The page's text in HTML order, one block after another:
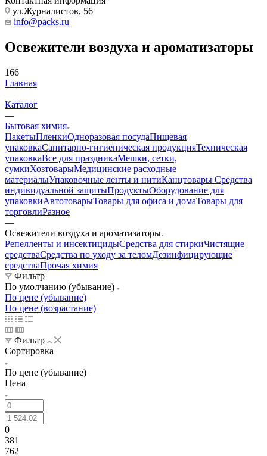
ул.Журналистов, 56
info@packs.ru
Освежители воздуха и ароматизаторы
166
Главная
—
Каталог
—
Бытовая химия
ПакетыПленкиОдноразовая посудаПищевая
упаковкаСанитарно-гигиеническая продукцияТехническая
упаковкаВсе для праздникаМешки, сетки,
сумкиХозтоварыМедицинские расходные
материалыУпаковочные ленты и нитиКанцтовары Средства
индивидуальной защитыПродуктыОборудование для
упаковкиАвтотоварыТовары для офиса и домаТовары для
торговлиРазное
—
Освежители воздуха и ароматизаторы
Репелленты и инсектицидыСредства для стиркиЧистящие
средстваСредства по уходу за теломДезинфицирующие
средстваПрочая химия
Фильтр
По умолчанию (убывание)
По цене (убывание)
По цене (возрастание)
Фильтр
Сортировка
По цене (убывание)
Цена
0
381
762